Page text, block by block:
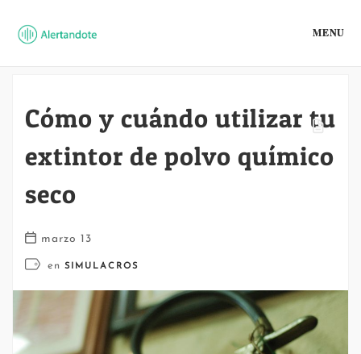
MENU
Cómo y cuándo utilizar tu
extintor de polvo químico
seco
marzo 13
en SIMULACROS